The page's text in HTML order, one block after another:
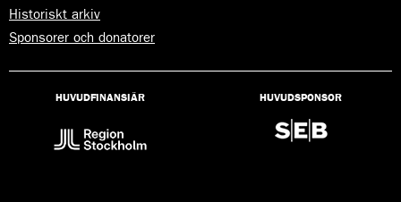
Historiskt arkiv
Sponsorer och donatorer
HUVUDFINANSIÄR HUVUDSPONSOR